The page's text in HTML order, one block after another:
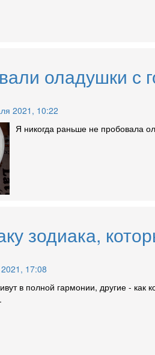
оладушки с
2021, 10:22
Я никогда раньше не пробовала
зодиака,
17:08
в полной гармонии, другие - как